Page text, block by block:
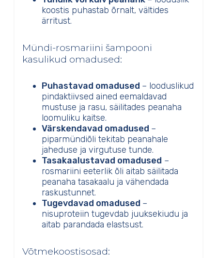
koostis puhastab õrnalt, vältides
ärritust.
Mündi-rosmariini šampooni
kasulikud omadused:
Puhastavad omadused – looduslikud
pindaktiivsed ained eemaldavad
mustuse ja rasu, säilitades peanaha
loomuliku kaitse.
Värskendavad omadused –
piparmündiõli tekitab peanahale
jaheduse ja virgutuse tunde.
Tasakaalustavad omadused –
rosmariini eeterlik õli aitab säilitada
peanaha tasakaalu ja vähendada
raskustunnet.
Tugevdavad omadused –
nisuproteiin tugevdab juuksekiudu ja
aitab parandada elastsust.
Võtmekoostisosad: